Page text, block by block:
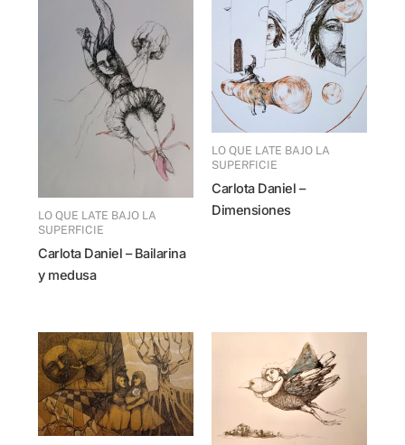
LO QUE LATE BAJO LA
SUPERFICIE
Carlota Daniel – Bailarina
y medusa
LO QUE LATE BAJO LA
SUPERFICIE
Carlota Daniel –
Dimensiones